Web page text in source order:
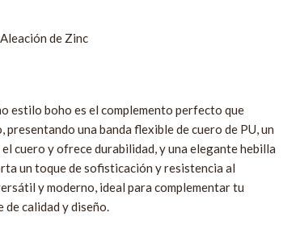
de Zinc
estilo boho es el complemento perfecto que
una banda flexible de cuero de PU, un
cuero y ofrece durabilidad, y una elegante hebilla
un toque de sofisticación y resistencia al
y moderno, ideal para complementar tu
calidad y diseño.